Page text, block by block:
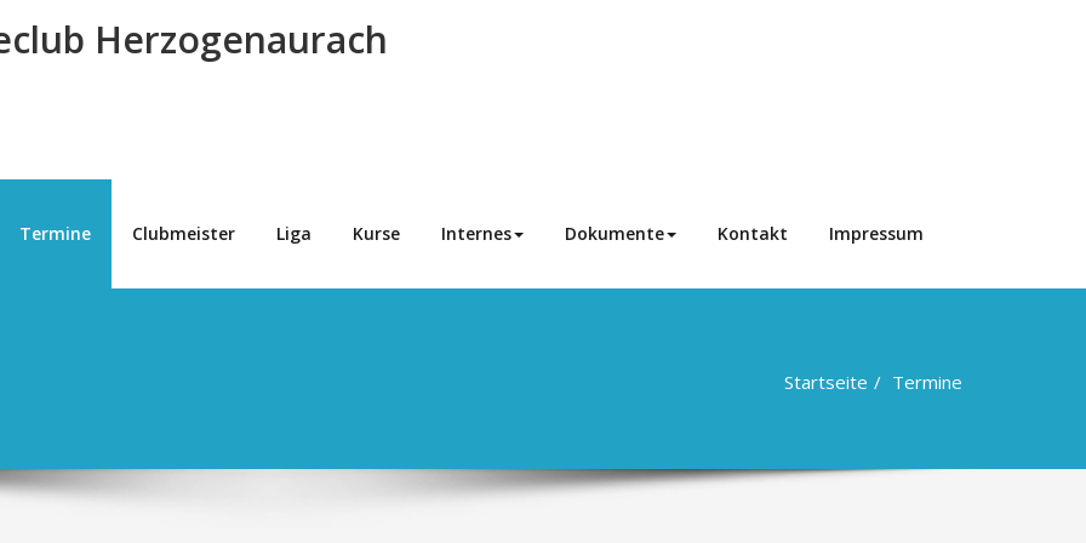
Herzogenaurach
Termine Clubmeister Liga Kurse Internes Dokumente Kontakt Impressum
Startseite Termine